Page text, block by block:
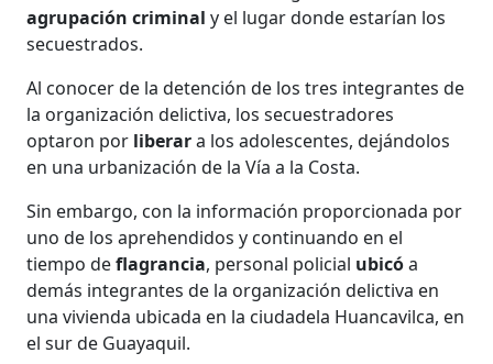
agrupación criminaly el lugar donde estarían los
secuestrados.
Al conocer de la detención de los tres integrantes de
la organización delictiva, los secuestradores
optaron por liberara los adolescentes, dejándolos
en una urbanización de la Vía a la Costa.
Sin embargo, con la información proporcionada por
uno de los aprehendidos y continuando en el
tiempo deflagrancia, personal policial ubicóa
demás integrantes de la organización delictiva en
una vivienda ubicada en la ciudadela Huancavilca, en
el sur de Guayaquil.